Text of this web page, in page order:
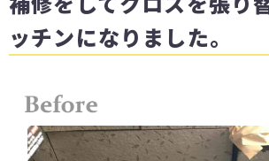
施工事例
お客様の声
店舗＆モデルハウス紹介
スタッフ紹介
ッチンになりました。